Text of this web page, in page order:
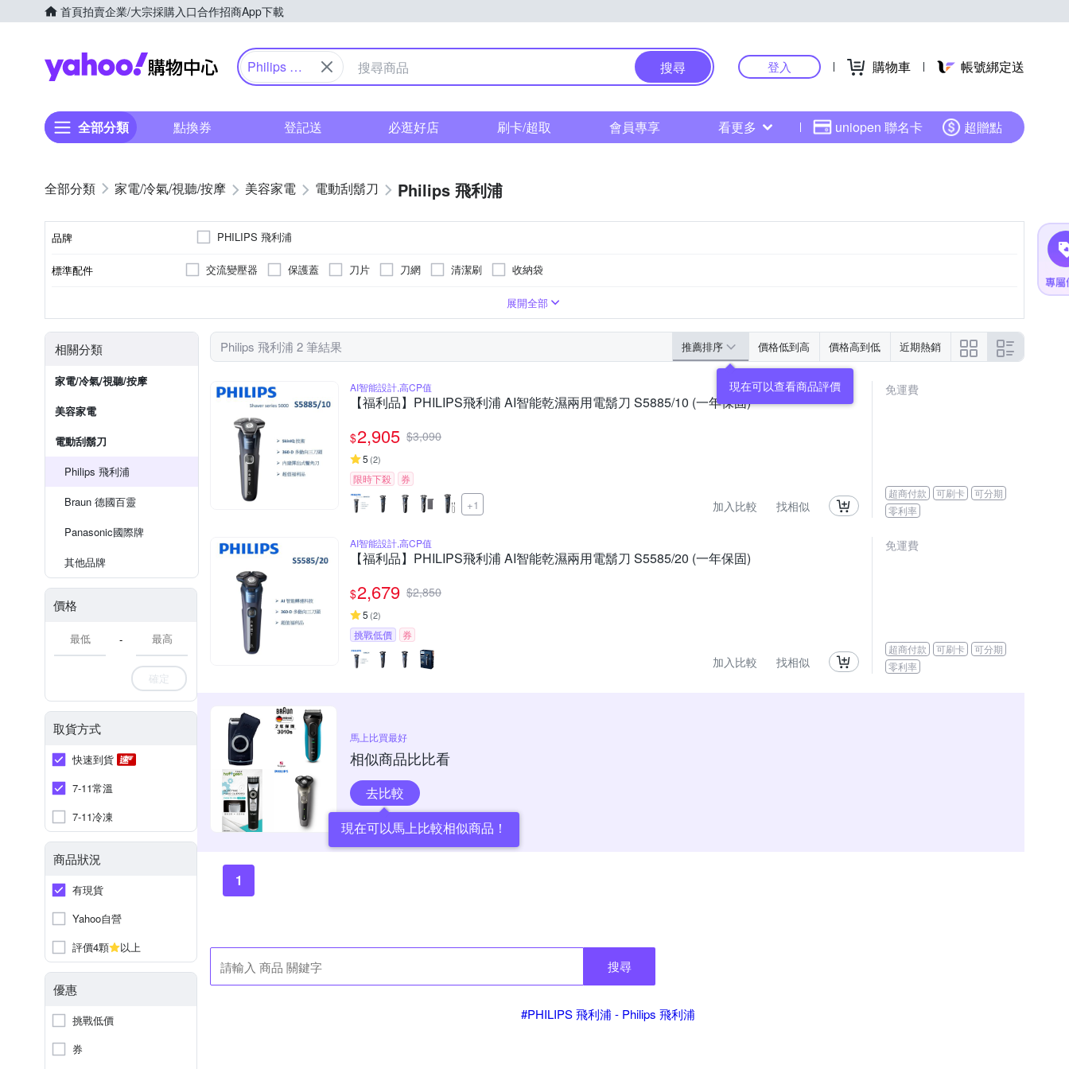
首頁拍賣企業/大宗採購入口合作招商App下載
Yahoo購物中心
Philips 飛
搜尋 登入 購物車 帳號綁定送
全部分類 點換券 登記送 必逛好店 刷卡/超取 會員專享 看更多 uniopen 聯名卡 超贈點
家電/冷氣/視聽/按摩 美容家電 電動刮鬍刀 Philips 飛利浦
品牌 PHILIPS 飛利浦
標準配件 交流變壓器 保護蓋 刀片 刀網 清潔刷 收納袋
展開全部
相關分類
家電/冷氣/視聽/按摩
美容家電
電動刮鬍刀
Philips 飛利浦
Braun 德國百靈
Panasonic國際牌
其他品牌
價格
-
確定
取貨方式
快速到貨
7-11常溫
7-11冷凍
商品狀況
有現貨
Yahoo自營
評價4顆
以上
優惠
挑戰低價
券
Philips 飛利浦 2 筆結果 推薦排序 價格低到高 價格高到低 近期熱銷
現在可以查看商品評價
AI智能設計,高CP值
【福利品】PHILIPS飛利浦 AI智能乾濕兩用電鬍刀 S5885/10 (一年保固)
$2,905 $3,090
5 (2)
限時下殺 券
+1 加入比較 找相似
免運費
超商付款 可刷卡
可分期
零利率
AI智能設計,高CP值
【福利品】PHILIPS飛利浦 AI智能乾濕兩用電鬍刀 S5585/20 (一年保固)
$2,679 $2,850
5 (2)
挑戰低價 券
加入比較 找相似
免運費
超商付款 可刷卡
可分期
零利率
馬上比買最好
相似商品比比看
去比較
現在可以馬上比較相似商品！
1
搜尋
#PHILIPS 飛利浦 - Philips 飛利浦